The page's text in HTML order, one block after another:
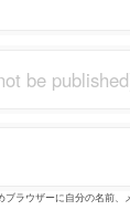
ラウザーに自分の名前、